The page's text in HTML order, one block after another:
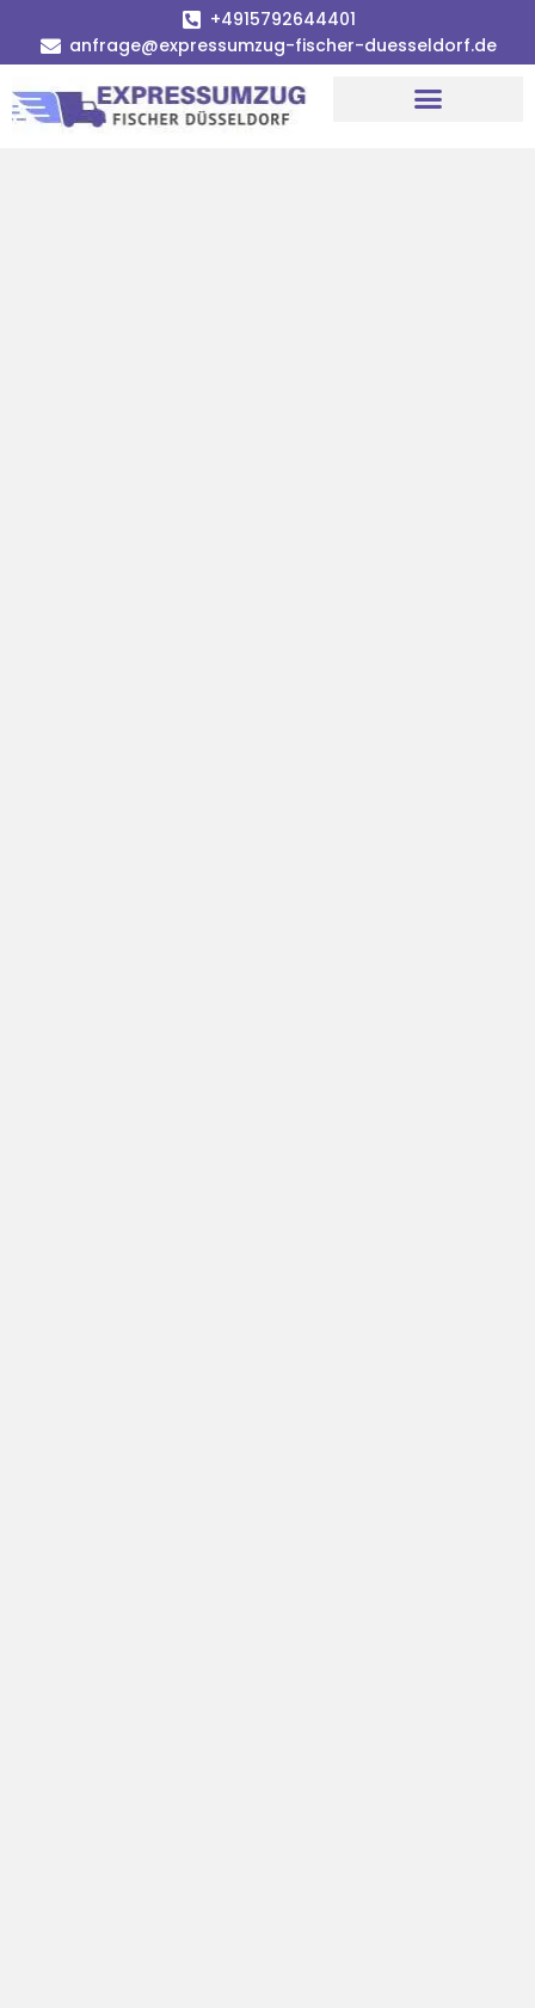
+4915792644401
anfrage@expressumzug-fischer-duesseldorf.de